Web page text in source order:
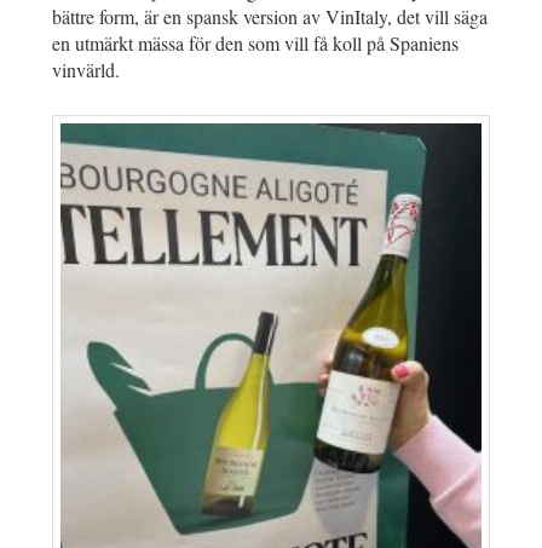
bättre form, är en spansk version av VinItaly, det vill säga
en utmärkt mässa för den som vill få koll på Spaniens
vinvärld.